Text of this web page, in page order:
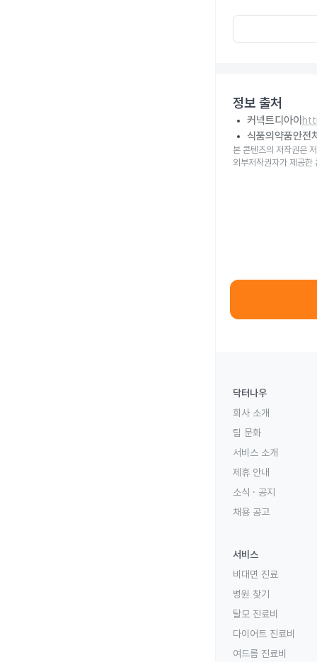
정보 출처
커넥트디아이
식품의약품안전
본 콘텐츠의 저작권은
외부저작권자가 제공한
닥터나우
회사 소개
팀 문화
서비스 소개
제휴 안내
소식 · 공지
채용 공고
서비스
비대면 진료
병원 찾기
탈모 진료비
다이어트 진료비
여드름 진료비